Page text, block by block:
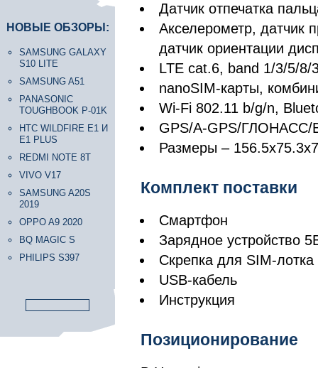
НОВЫЕ ОБЗОРЫ:
SAMSUNG GALAXY
S10 LITE
SAMSUNG A51
PANASONIC
TOUGHBOOK P-01K
HTC WILDFIRE E1 И
E1 PLUS
REDMI NOTE 8T
VIVO V17
SAMSUNG A20S
2019
OPPO A9 2020
BQ MAGIC S
PHILIPS S397
Датчик отпечатка
Акселерометр, датчик
датчик ориентации
LTE cat.6, band 1/3/5/8/
nanoSIM-карты,
Wi-Fi 802.11 b/g/n,
GPS/A-GPS/ГЛОНАСС/
Размеры –
Комплект поставки
Смартфон
Зарядное устройство
Скрепка для SIM-лотка
USB-кабель
Инструкция
Позиционирование